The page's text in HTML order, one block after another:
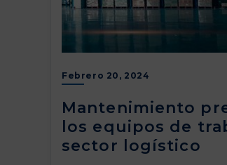
Febrero 20, 2024
Mantenimiento
los equipos de
sector logístico